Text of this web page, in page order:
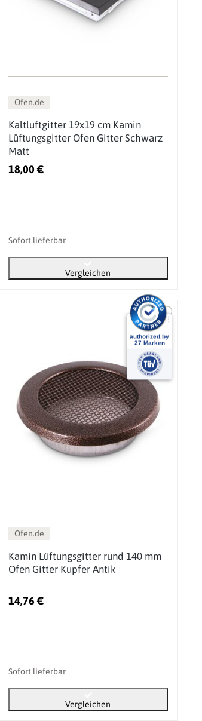
Ofen.de
Kaltluftgitter 19x19 cm Kamin
Lüftungsgitter Ofen Gitter Schwarz
Matt
18,00 €
Sofort lieferbar
Vergleichen
Ofen.de
Kamin Lüftungsgitter rund 140 mm
Ofen Gitter Kupfer Antik
14,76 €
Sofort lieferbar
Vergleichen